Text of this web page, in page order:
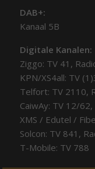
DAB+:
Kanaal 5B
Digitale Kanalen:
Ziggo: TV 41,
KPN/XS4all: TV
Telfort: TV 2110,
CaiwAy: TV 12/
XMS / Edutel /
Solcon: TV 841,
T-Mobile: TV 788